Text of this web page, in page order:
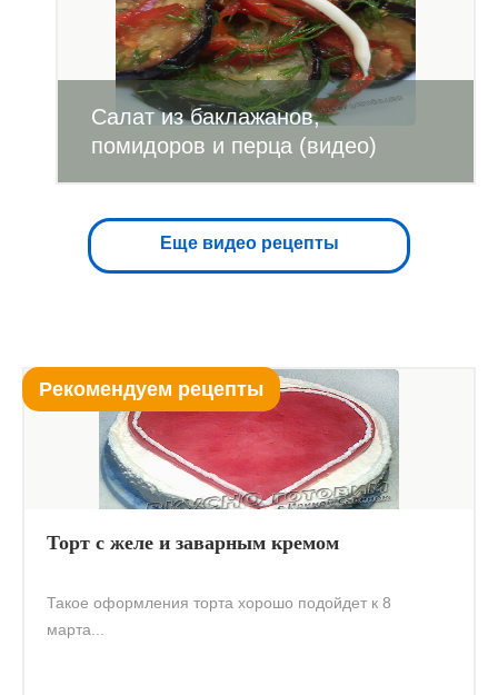
Салат из баклажанов,
помидоров и перца (видео)
Еще видео рецепты
Рекомендуем рецепты
Торт с желе и заварным кремом
Такое оформления торта хорошо подойдет к 8
марта...